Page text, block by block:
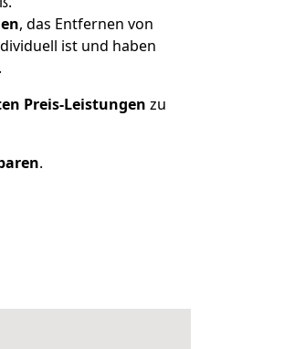
, das Entfernen von
ist und haben
Preis-Leistungen zu
.